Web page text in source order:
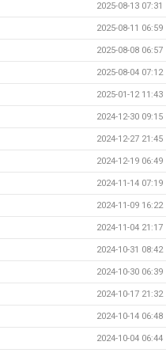
2025-08-13 07:31
2025-08-11 06:59
2025-08-08 06:57
2025-08-04 07:12
2025-01-12 11:43
2024-12-30 09:15
2024-12-27 21:45
2024-12-19 06:49
2024-11-14 07:19
2024-11-09 16:22
2024-11-04 21:17
2024-10-31 08:42
2024-10-30 06:39
2024-10-17 21:32
2024-10-14 06:48
2024-10-04 06:44